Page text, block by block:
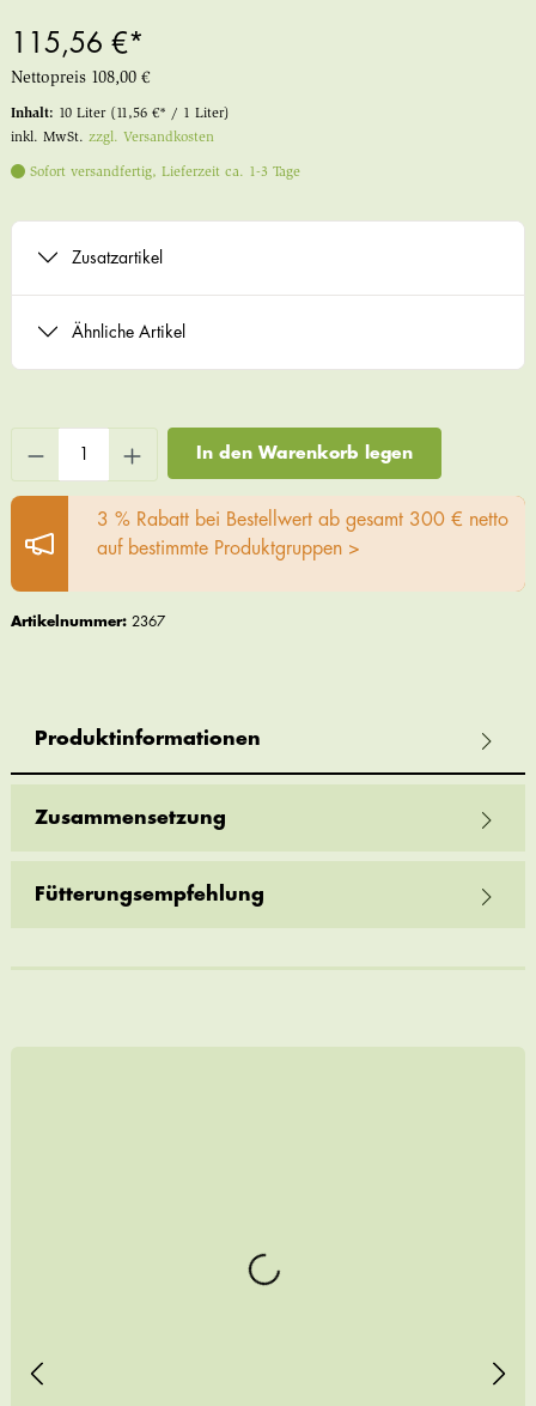
115,56 €*
Nettopreis 108,00 €
Inhalt: 10 Liter (11,56 €* / 1 Liter)
inkl. MwSt. zzgl. Versandkosten
Sofort versandfertig, Lieferzeit ca. 1-3 Tage
Zusatzartikel
Ähnliche Artikel
In den Warenkorb legen
3 % Rabatt bei Bestellwert ab gesamt 300 € netto
auf bestimmte Produktgruppen >
Artikelnummer: 2367
Produktinformationen
Zusammensetzung
Fütterungsempfehlung